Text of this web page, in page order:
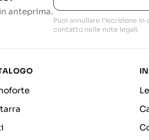
anteprima.
Puoi annullare l'iscrizione
contatto nelle note legali.